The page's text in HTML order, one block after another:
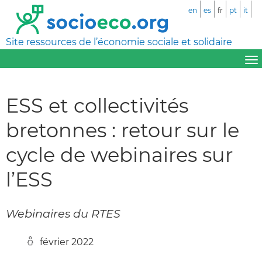
Site ressources de l’économie sociale et solidaire
en es fr pt it
ESS et collectivités
bretonnes : retour sur le
cycle de webinaires sur
l’ESS
Webinaires du RTES
février 2022